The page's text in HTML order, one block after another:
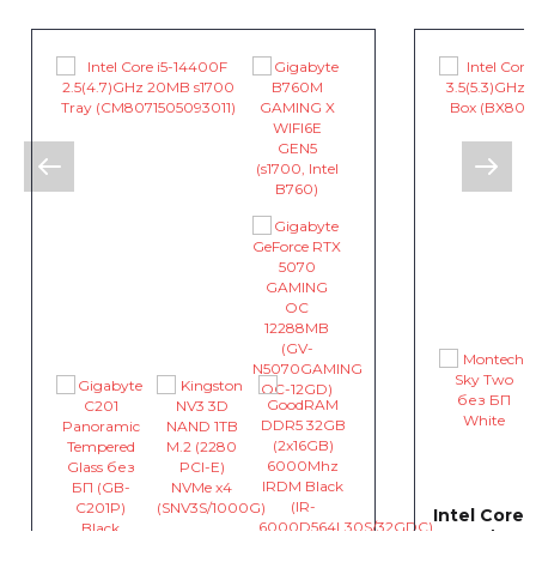
Intel Core